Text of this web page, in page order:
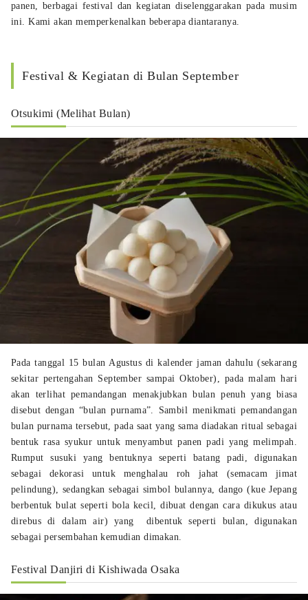
panen, berbagai festival dan kegiatan diselenggarakan pada musim
ini. Kami akan memperkenalkan beberapa diantaranya.
Festival & Kegiatan di Bulan September
Otsukimi (Melihat Bulan)
Pada tanggal 15 bulan Agustus di kalender jaman dahulu (sekarang
sekitar pertengahan September sampai Oktober), pada malam hari
akan terlihat pemandangan menakjubkan bulan penuh yang biasa
disebut dengan “bulan purnama”. Sambil menikmati pemandangan
bulan purnama tersebut, pada saat yang sama diadakan ritual sebagai
bentuk rasa syukur untuk menyambut panen padi yang melimpah.
Rumputsusukiyang bentuknya seperti batang padi, digunakan
sebagai dekorasi untuk menghalau roh jahat (semacam jimat
pelindung), sedangkan sebagai simbol bulannya, dango (kue Jepang
berbentuk bulat seperti bola kecil, dibuat dengan cara dikukus atau
direbus di dalam air) yang dibentuk seperti bulan, digunakan
sebagai persembahan kemudian dimakan.
Festival Danjiri di Kishiwada Osaka